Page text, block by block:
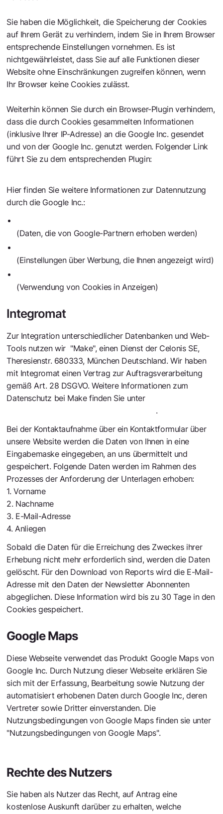
Sie haben die Möglichkeit, die Speicherung der Cookies
auf Ihrem Gerät zu verhindern, indem Sie in Ihrem Browser
entsprechende Einstellungen vornehmen. Es ist
nichtgewährleistet, dass Sie auf alle Funktionen dieser
Website ohne Einschränkungen zugreifen können, wenn
Ihr Browser keine Cookies zulässt.
Weiterhin können Sie durch ein Browser-Plugin verhindern,
dass die durch Cookies gesammelten Informationen
(inklusive Ihrer IP-Adresse) an die Google Inc. gesendet
und von der Google Inc. genutzt werden. Folgender Link
führt Sie zu dem entsprechenden Plugin:
Hier finden Sie weitere Informationen zur Datennutzung
durch die Google Inc.:
(Daten, die von Google-Partnern erhoben werden)
(Einstellungen über Werbung, die Ihnen angezeigt wird)
(Verwendung von Cookies in Anzeigen)
Integromat
Zur Integration unterschiedlicher Datenbanken und Web-
Tools nutzen wir "Make", einen Dienst der Celonis SE,
Theresienstr. 680333, München Deutschland. Wir haben
mit Integromat einen Vertrag zur Auftragsverarbeitung
gemäß Art. 28 DSGVO. Weitere Informationen zum
Datenschutz bei Make finden Sie unter
.
Bei der Kontaktaufnahme über ein Kontaktformular über
unsere Website werden die Daten von Ihnen in eine
Eingabemaske eingegeben, an uns übermittelt und
gespeichert. Folgende Daten werden im Rahmen des
Prozesses der Anforderung der Unterlagen erhoben:
1. Vorname
2. Nachname
3. E-Mail-Adresse
4. Anliegen
Sobald die Daten für die Erreichung des Zweckes ihrer
Erhebung nicht mehr erforderlich sind, werden die Daten
gelöscht. Für den Download von Reports wird die E-Mail-
Adresse mit den Daten der Newsletter Abonnenten
abgeglichen. Diese Information wird bis zu 30 Tage in den
Cookies gespeichert.
Google Maps
Diese Webseite verwendet das Produkt Google Maps von
Google Inc. Durch Nutzung dieser Webseite erklären Sie
sich mit der Erfassung, Bearbeitung sowie Nutzung der
automatisiert erhobenen Daten durch Google Inc, deren
Vertreter sowie Dritter einverstanden. Die
Nutzungsbedingungen von Google Maps finden sie unter
"Nutzungsbedingungen von Google Maps".
Rechte des Nutzers
Sie haben als Nutzer das Recht, auf Antrag eine
kostenlose Auskunft darüber zu erhalten, welche